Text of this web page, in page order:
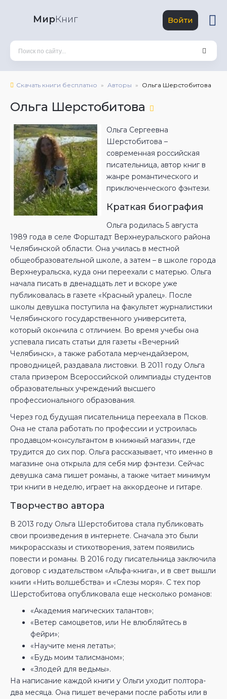
МирКниг Войти
Скачать книги бесплатно Авторы Ольга Шерстобитова
Ольга Шерстобитова
Ольга Сергеевна
Шерстобитова –
современная российская
писательница, автор книг в
жанре романтического и
приключенческого фэнтези.
Краткая биография
Ольга родилась 5 августа
1989 года в селе Форштадт Верхнеуральского района
Челябинской области. Она училась в местной
общеобразовательной школе, а затем – в школе города
Верхнеуральска, куда они переехали с матерью. Ольга
начала писать в двенадцать лет и вскоре уже
публиковалась в газете «Красный уралец». После
школы девушка поступила на факультет журналистики
Челябинского государственного университета,
который окончила с отличием. Во время учебы она
успевала писать статьи для газеты «Вечерний
Челябинск», а также работала мерчендайзером,
проводницей, раздавала листовки. В 2011 году Ольга
стала призером Всероссийской олимпиады студентов
образовательных учреждений высшего
профессионального образования.
Через год будущая писательница переехала в Псков.
Она не стала работать по профессии и устроилась
продавцом-консультантом в книжный магазин, где
трудится до сих пор. Ольга рассказывает, что именно в
магазине она открыла для себя мир фэнтези. Сейчас
девушка сама пишет романы, а также читает минимум
три книги в неделю, играет на аккордеоне и гитаре.
Творчество автора
В 2013 году Ольга Шерстобитова стала публиковать
свои произведения в интернете. Сначала это были
микрорассказы и стихотворения, затем появились
повести и романы. В 2016 году писательница заключила
договор с издательством «Альфа-книга», и в свет вышли
книги «Нить волшебства» и «Слезы моря». С тех пор
Шерстобитова опубликовала еще несколько романов:
«Академия магических талантов»;
«Ветер самоцветов, или Не влюбляйтесь в
фейри»;
«Научите меня летать»;
«Будь моим талисманом»;
«Злодей для ведьмы».
На написание каждой книги у Ольги уходит полтора-
два месяца. Она пишет вечерами после работы или в